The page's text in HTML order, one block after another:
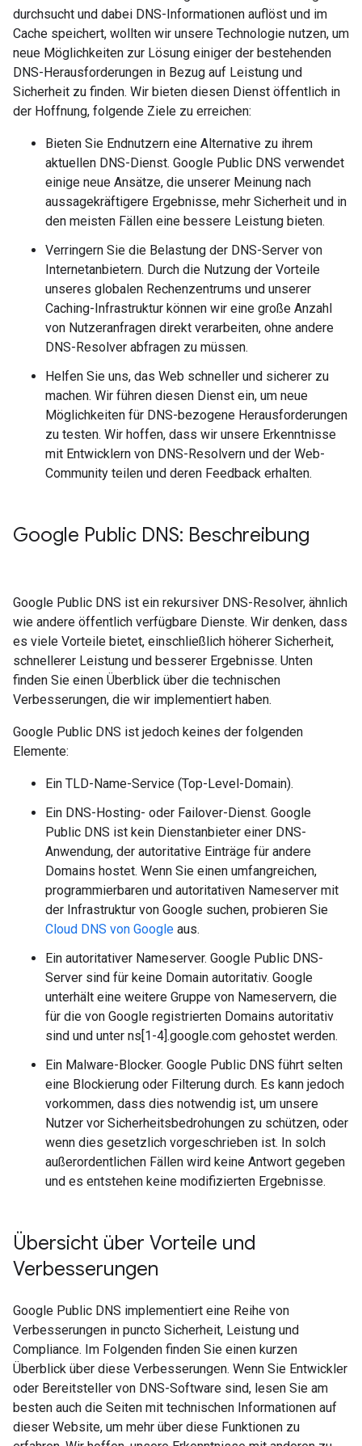
durchsucht und dabei DNS-Informationen auflöst und im
Cache speichert, wollten wir unsere Technologie nutzen, um
neue Möglichkeiten zur Lösung einiger der bestehenden
DNS-Herausforderungen in Bezug auf Leistung und
Sicherheit zu finden. Wir bieten diesen Dienst öffentlich in
der Hoffnung, folgende Ziele zu erreichen:
Bieten Sie Endnutzern eine Alternative zu ihrem
aktuellen DNS-Dienst. Google Public DNS verwendet
einige neue Ansätze, die unserer Meinung nach
aussagekräftigere Ergebnisse, mehr Sicherheit und in
den meisten Fällen eine bessere Leistung bieten.
Verringern Sie die Belastung der DNS-Server von
Internetanbietern. Durch die Nutzung der Vorteile
unseres globalen Rechenzentrums und unserer
Caching-Infrastruktur können wir eine große Anzahl
von Nutzeranfragen direkt verarbeiten, ohne andere
DNS-Resolver abfragen zu müssen.
Helfen Sie uns, das Web schneller und sicherer zu
machen. Wir führen diesen Dienst ein, um neue
Möglichkeiten für DNS-bezogene Herausforderungen
zu testen. Wir hoffen, dass wir unsere Erkenntnisse
mit Entwicklern von DNS-Resolvern und der Web-
Community teilen und deren Feedback erhalten.
Google Public DNS: Beschreibung
Google Public DNS ist ein rekursiver DNS-Resolver, ähnlich
wie andere öffentlich verfügbare Dienste. Wir denken, dass
es viele Vorteile bietet, einschließlich höherer Sicherheit,
schnellerer Leistung und besserer Ergebnisse. Unten
finden Sie einen Überblick über die technischen
Verbesserungen, die wir implementiert haben.
Google Public DNS ist jedoch keines der folgenden
Elemente:
Ein TLD-Name-Service (Top-Level-Domain).
Ein DNS-Hosting- oder Failover-Dienst. Google
Public DNS ist kein Dienstanbieter einer DNS-
Anwendung, der autoritative Einträge für andere
Domains hostet. Wenn Sie einen umfangreichen,
programmierbaren und autoritativen Nameserver mit
der Infrastruktur von Google suchen, probieren Sie
Cloud DNS von Google aus.
Ein autoritativer Nameserver. Google Public DNS-
Server sind für keine Domain autoritativ. Google
unterhält eine weitere Gruppe von Nameservern, die
für die von Google registrierten Domains autoritativ
sind und unter ns[1-4].google.com gehostet werden.
Ein Malware-Blocker. Google Public DNS führt selten
eine Blockierung oder Filterung durch. Es kann jedoch
vorkommen, dass dies notwendig ist, um unsere
Nutzer vor Sicherheitsbedrohungen zu schützen, oder
wenn dies gesetzlich vorgeschrieben ist. In solch
außerordentlichen Fällen wird keine Antwort gegeben
und es entstehen keine modifizierten Ergebnisse.
Übersicht über Vorteile und
Verbesserungen
Google Public DNS implementiert eine Reihe von
Verbesserungen in puncto Sicherheit, Leistung und
Compliance. Im Folgenden finden Sie einen kurzen
Überblick über diese Verbesserungen. Wenn Sie Entwickler
oder Bereitsteller von DNS-Software sind, lesen Sie am
besten auch die Seiten mit technischen Informationen auf
dieser Website, um mehr über diese Funktionen zu